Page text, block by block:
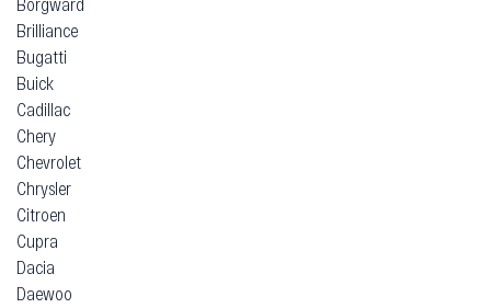
Brilliance
Bugatti
Buick
Cadillac
Chery
Chevrolet
Chrysler
Citroen
Cupra
Dacia
Daewoo